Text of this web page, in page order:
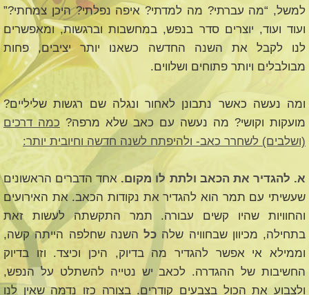
למשל, “מה עברתי? מה למדתי? איפה נפלתי? היכן צמחתי?”
ועוד ועוד, יוצרים סדר בנפש, במחשבות וברגשות, ומאפשרים
לנו לקבל את השנה החדשה כשאנו יותר יציבים, פחות
מבולבלים ויותר פתוחים ושלווים.
ומה נעשה כאשר נתבונן לאחור ונגלה שם רגשות שליליים?
מועקות וקושי? מה נעשה עם כאב שלא מרפה? כמה דרכים
(ושלבים) לשחרר כאב- ולהיפתח לשנה חדשה וחיובית יותר:
א. להגדיר את הכאב ולתת לו מקום.אחד הדברים הראשונים
שעשיתי עם תמר הוא להגדיר את נקודות הכאב. את האירועים
והחוויות שהיו קשים עבורה. תמר התקשתה לעשות זאת
בתחילה, מכיוון שבחוויה שלה כל השנה שחלפה הייתה קשה,
וממילא אי אפשר להגדיר מה בדיוק, היכן וכיצד. וזו בדיוק
החשיבות של ההגדרה. לכאב יש נטייה להשתלט על הנפש,
ולצבוע את הכול בצבעים קודרים. בצורה כזו נדמה שאין לנו